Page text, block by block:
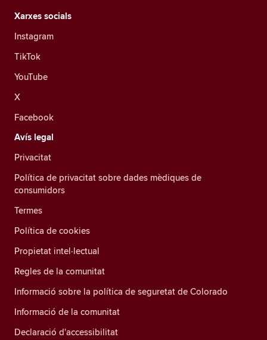
Xarxes socials
Instagram
TikTok
YouTube
X
Facebook
Avís legal
Privacitat
Política de privacitat sobre dades mèdiques de
consumidors
Termes
Política de cookies
Propietat intel·lectual
Regles de la comunitat
Informació sobre la política de seguretat de Colorado
Informació de la comunitat
Declaració d'accessibilitat